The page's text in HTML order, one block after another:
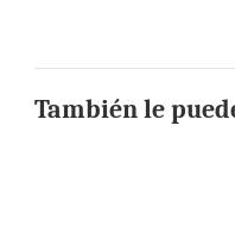
También le